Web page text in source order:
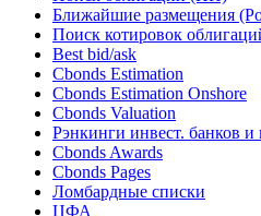
Ближайшие размещения
Поиск котировок
Best bid/ask
Cbonds Estimation
Cbonds Estimation Onshore
Cbonds Valuation
Рэнкинги инвест. банков и
Cbonds Awards
Cbonds Pages
Ломбардные списки
ЦФА